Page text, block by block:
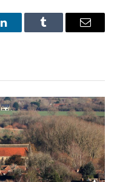
LinkedInTumblr Email